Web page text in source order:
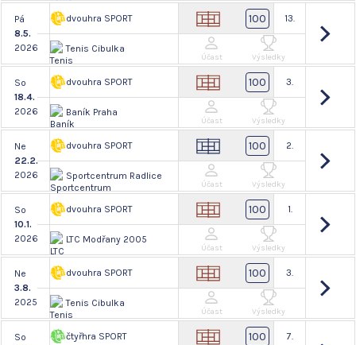
Pá
8.5.
2026
dvouhra SPORT
Tenis Cibulka
100 13.
Účast Výsledky
So
18.4.
2026
dvouhra SPORT
Baník Praha
100 3.
Účast Výsledky
Ne
22.2.
2026
dvouhra SPORT
Sportcentrum Radlice
100 2.
Účast Výsledky
So
10.1.
2026
dvouhra SPORT
LTC Modřany 2005
100 1.
Účast Výsledky
Ne
3.8.
2025
dvouhra SPORT
Tenis Cibulka
100 3.
Účast Výsledky
So
čtyřhra SPORT 100 7.